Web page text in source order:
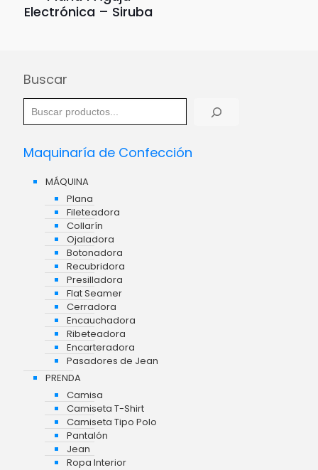
Electrónica – Siruba
Buscar
Maquinaría de Confección
MÁQUINA
Plana
Fileteadora
Collarín
Ojaladora
Botonadora
Recubridora
Presilladora
Flat Seamer
Cerradora
Encauchadora
Ribeteadora
Encarteradora
Pasadores de Jean
PRENDA
Camisa
Camiseta T-Shirt
Camiseta Tipo Polo
Pantalón
Jean
Ropa Interior